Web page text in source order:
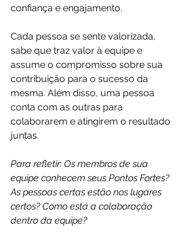
confiança e engajamento.
Cada pessoa se sente valorizada,
sabe que traz valor à equipe e
assume o compromisso sobre sua
contribuição para o sucesso da
mesma. Além disso, uma pessoa
conta com as outras para
colaborarem e atingirem o resultado
juntas.
Para refletir: Os membros de sua
equipe conhecem seus Pontos Fortes?
As pessoas certas estão nos lugares
certos? Como está a colaboração
dentro da equipe?